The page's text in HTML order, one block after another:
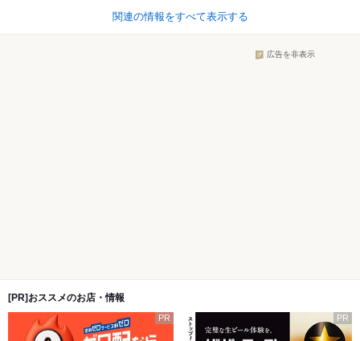
関連の情報をすべて表示する
広告を非表示
[PR]おススメのお店・情報
PR PR